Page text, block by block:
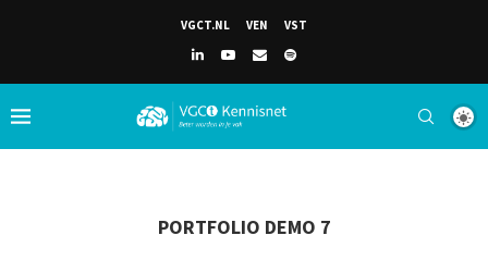
VGCT.NL VEN VST
PORTFOLIO DEMO 7